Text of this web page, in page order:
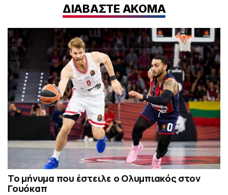
ΔΙΑΒΑΣΤΕ ΑΚΟΜΑ
Το μήνυμα που έστειλε ο Ολυμπιακός στον
Γουόκαπ